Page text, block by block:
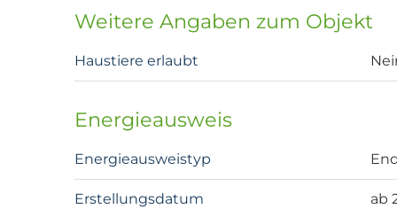
Weitere Angaben zum Objekt
Haustiere erlaubt
Energieausweis
Energieausweistyp
Erstellungsdatum ab